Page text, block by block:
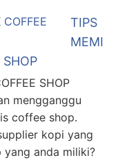
TIPS
MEMI
SHOP
mengganggu
coffee shop.
kopi yang
yang anda miliki?